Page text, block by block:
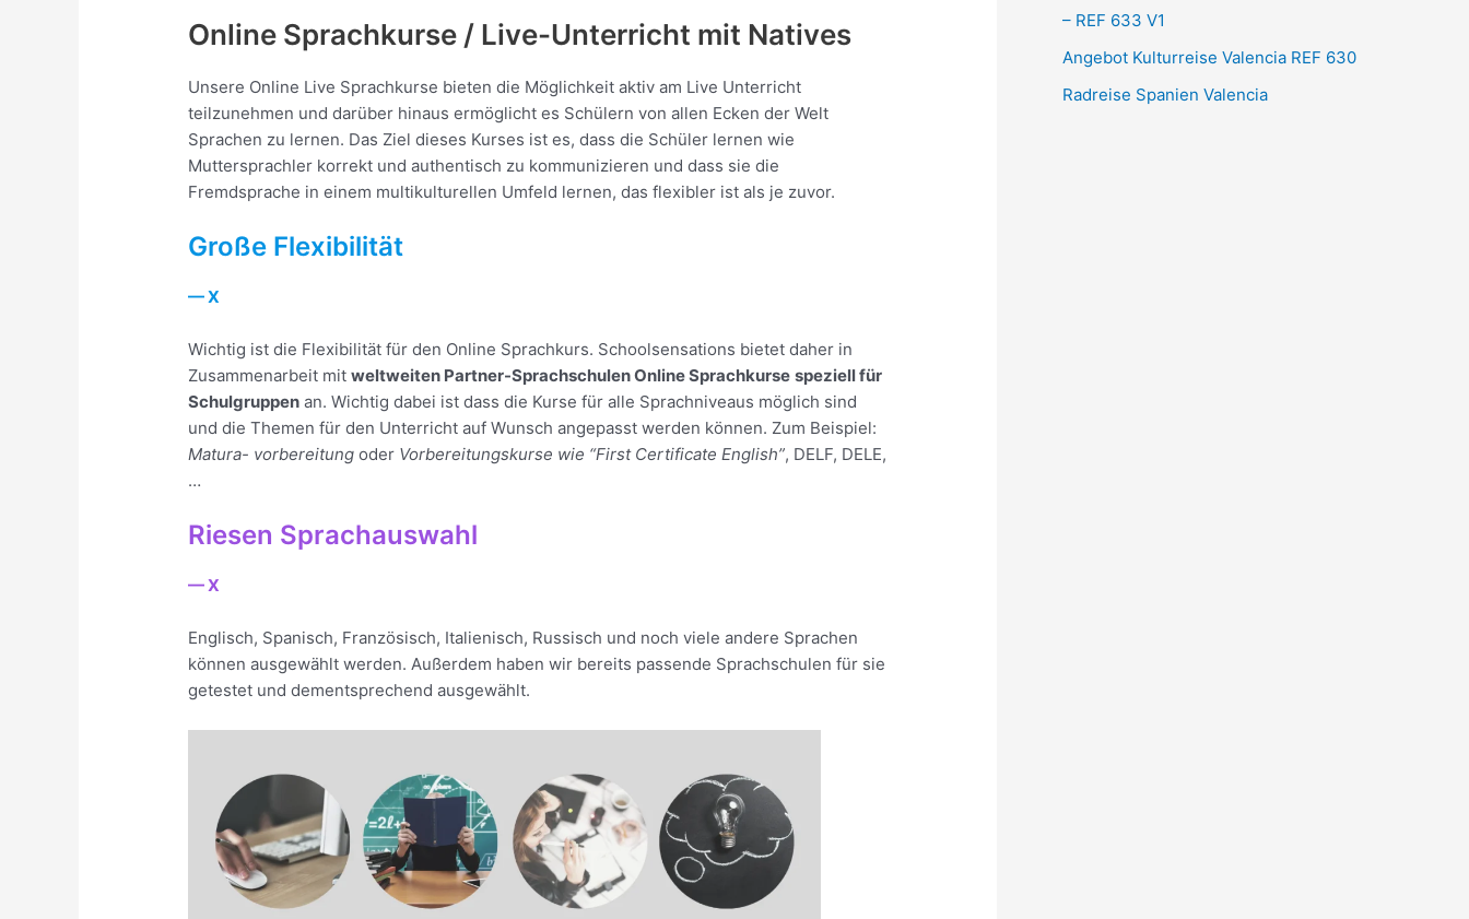
Online Sprachkurse / Live-Unterricht mit Natives
Unsere Online Live Sprachkurse bieten die Möglichkeit aktiv am Live Unterricht
teilzunehmen und darüber hinaus ermöglicht es Schülern von allen Ecken der Welt
Sprachen zu lernen. Das Ziel dieses Kurses ist es, dass die Schüler lernen wie
Muttersprachler korrekt und authentisch zu kommunizieren und dass sie die
Fremdsprache in einem multikulturellen Umfeld lernen, das flexibler ist als je zuvor.
Große Flexibilität
— X
Wichtig ist die Flexibilität für den Online Sprachkurs. Schoolsensations bietet daher in
Zusammenarbeit mit ​weltweiten Partner-Sprachschulen Online Sprachkurse ​speziell für
Schulgruppen ​ an. Wichtig dabei ist dass die Kurse für alle Sprachniveaus möglich sind
und die Themen für den Unterricht auf Wunsch angepasst werden können. Zum Beispiel:
Matura- vorbereitung ​ oder ​ Vorbereitungskurse wie “First Certificate English”​, DELF, DELE,
…
Riesen Sprachauswahl
— X
Englisch, Spanisch, Französisch, Italienisch, Russisch und noch viele andere Sprachen
können ausgewählt werden. Außerdem haben wir bereits passende Sprachschulen für sie
getestet und dementsprechend ausgewählt.
– REF 633 V1
Angebot Kulturreise Valencia REF 630
Radreise Spanien Valencia